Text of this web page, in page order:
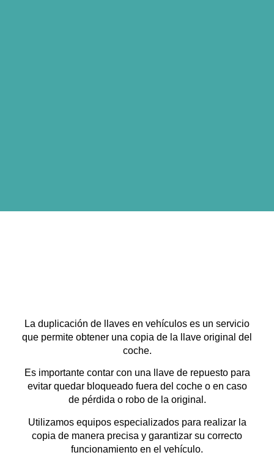
La duplicación de llaves en vehículos es un servicio
que permite obtener una copia de la llave original del
coche.
Es importante contar con una llave de repuesto para
evitar quedar bloqueado fuera del coche o en caso
de pérdida o robo de la original.
Utilizamos equipos especializados para realizar la
copia de manera precisa y garantizar su correcto
funcionamiento en el vehículo.